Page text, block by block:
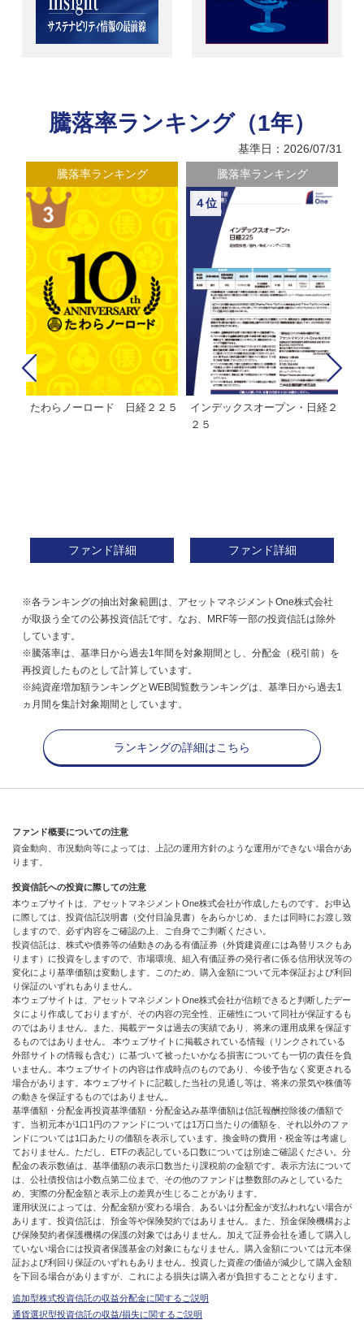
騰落率ランキング（1年）
基準日：2026/07/31
騰落率ランキング
たわらノーロード 日経２２５
ファンド詳細
騰落率ランキング
４位
インデックスオープン・日経２
２５
ファンド詳細
※各ランキングの抽出対象範囲は、アセットマネジメントOne株式会社
が取扱う全ての公募投資信託です。なお、MRF等一部の投資信託は除外
しています。
※騰落率は、基準日から過去1年間を対象期間とし、分配金（税引前）を
再投資したものとして計算しています。
※純資産増加額ランキングとWEB閲覧数ランキングは、基準日から過去1
ヵ月間を集計対象期間としています。
ランキングの詳細はこちら
ファンド概要についての注意
資金動向、市況動向等によっては、上記の運用方針のような運用ができない場合があ
ります。
投資信託への投資に際しての注意
本ウェブサイトは、アセットマネジメントOne株式会社が作成したものです。お申込
に際しては、投資信託説明書（交付目論見書）をあらかじめ、または同時にお渡し致
しますので、必ず内容をご確認の上、ご自身でご判断ください。
投資信託は、株式や債券等の値動きのある有価証券（外貨建資産には為替リスクもあ
ります）に投資をしますので、市場環境、組入有価証券の発行者に係る信用状況等の
変化により基準価額は変動します。このため、購入金額について元本保証および利回
り保証のいずれもありません。
本ウェブサイトは、アセットマネジメントOne株式会社が信頼できると判断したデー
タにより作成しておりますが、その内容の完全性、正確性について同社が保証するも
のではありません。また、掲載データは過去の実績であり、将来の運用成果を保証す
るものではありません。 本ウェブサイトに掲載されている情報（リンクされている
外部サイトの情報も含む）に基づいて被ったいかなる損害についても一切の責任を負
いません。本ウェブサイトの内容は作成時点のものであり、今後予告なく変更される
場合があります。本ウェブサイトに記載した当社の見通し等は、将来の景気や株価等
の動きを保証するものではありません。
基準価額・分配金再投資基準価額・分配金込み基準価額は信託報酬控除後の価額で
す。当初元本が1口1円のファンドについては1万口当たりの価額を、それ以外のファ
ンドについては1口あたりの価額を表示しています。換金時の費用・税金等は考慮し
ておりません。ただし、ETFの表記している口数については別途ご確認ください。分
配金の表示数値は、基準価額の表示口数当たり課税前の金額です。表示方法について
は、公社債投信は小数点第二位まで、その他のファンドは整数部のみとしているた
め、実際の分配金額と表示上の差異が生じることがあります。
運用状況によっては、分配金額が変わる場合、あるいは分配金が支払われない場合が
あります。投資信託は、預金等や保険契約ではありません。また、預金保険機構およ
び保険契約者保護機構の保護の対象ではありません。加えて証券会社を通して購入し
ていない場合には投資者保護基金の対象にもなりません。購入金額については元本保
証および利回り保証のいずれもありません。投資した資産の価値が減少して購入金額
を下回る場合がありますが、これによる損失は購入者が負担することとなります。
追加型株式投資信託の収益分配金に関するご説明
通貨選択型投資信託の収益/損失に関するご説明